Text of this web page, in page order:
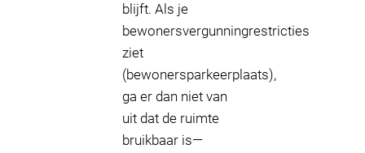
blijft. Als je
bewonersvergunningrestricties
ziet
(bewonersparkeerplaats),
ga er dan niet van
uit dat de ruimte
bruikbaar is—